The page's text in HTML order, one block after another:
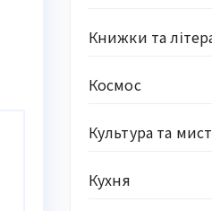
Книжки та
Космос
Культура та
Кухня